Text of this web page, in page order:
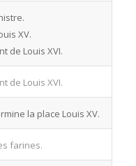
XV.
de Louis XVI.
de Louis XVI.
la place Louis XV.
farines.